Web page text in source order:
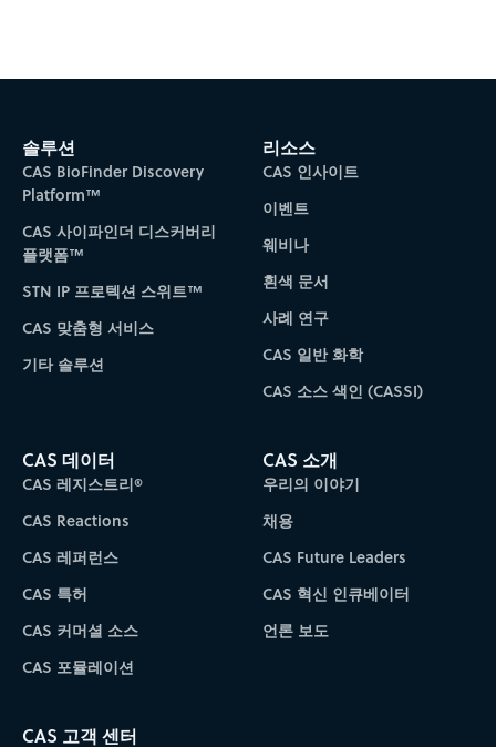
Subscribe to CAS Insights
솔루션
CAS BioFinder Discovery
Platform™
CAS 사이파인더 디스커버리
플랫폼™
STN IP 프로텍션 스위트™
CAS 맞춤형 서비스
기타 솔루션
리소스
CAS 인사이트
이벤트
웨비나
흰색 문서
사례 연구
CAS 일반 화학
CAS 소스 색인 (CASSI)
CAS 데이터
CAS 레지스트리®
CAS Reactions
CAS 레퍼런스
CAS 특허
CAS 커머셜 소스
CAS 포뮬레이션
CAS 소개
우리의 이야기
채용
CAS Future Leaders
CAS 혁신 인큐베이터
언론 보도
CAS 고객 센터